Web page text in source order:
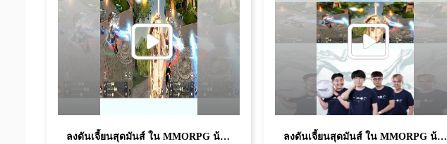
ลงดันเจี้ยนสุดมันส์ ใน MMORPG น้องใหม่ พร้อมให้เล่นแล้ว เข้าร่วมยุทธภพก่อนใคร เกมเปิด พร้อมให้ดาวน์โหลดแล้ววันนี้ ลงดันเจี้ยนสุดมันส์ ใน MMORPG น้องใหม่ พร้อมให้เล่นแล้ว เข้าร่วมยุทธภพก่อนใคร เกมเปิด พร้อมให้ดาวน์โหลดแล้ววันนี้